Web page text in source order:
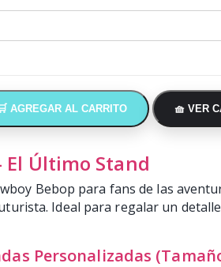
AGREGAR AL CARRITO 🧺 VER
El Último Stand
Bebop para fans de las
Ideal para regalar un
Personalizadas